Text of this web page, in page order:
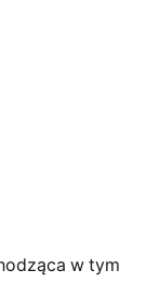
w tym